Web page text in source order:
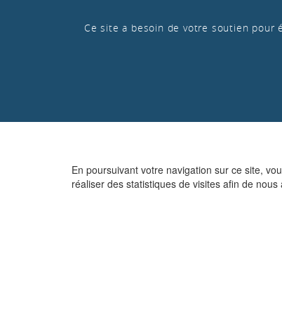
En poursuivant votre navigation sur ce site,
réaliser des statistiques de visites afin de
Ce site a besoin de votre soutien pour